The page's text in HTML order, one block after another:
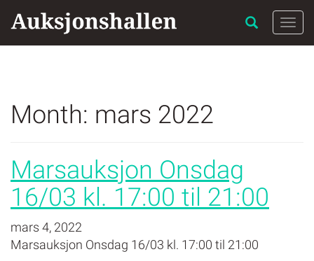
content
Month: mars 2022
Marsauksjon Onsdag
16/03 kl. 17:00 til 21:00
mars 4, 2022
Marsauksjon Onsdag 16/03 kl. 17:00 til 21:00